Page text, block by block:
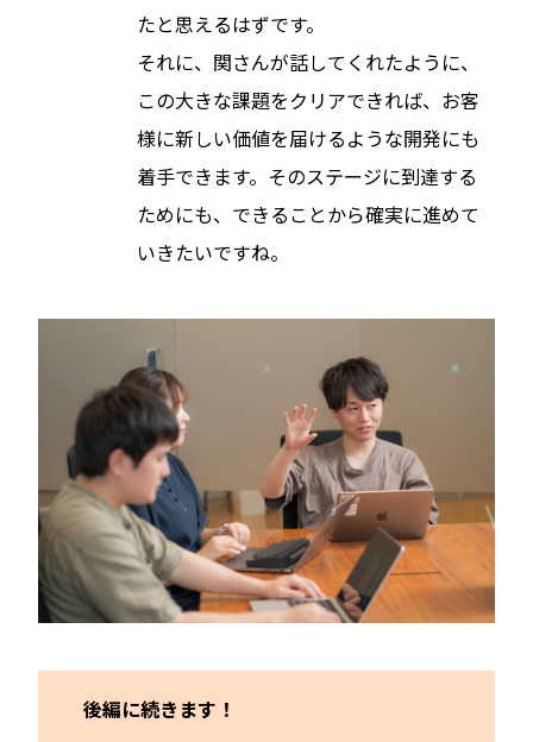
たと思えるはずです。
それに、関さんが話してくれたように、
この大きな課題をクリアできれば、お客
様に新しい価値を届けるような開発にも
着手できます。そのステージに到達する
ためにも、できることから確実に進めて
いきたいですね。
後編に続きます！